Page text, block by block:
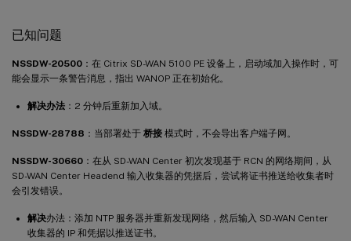
已知问题
NSSDW-20500 ：在 Citrix SD-WAN 5100 PE 设备上，启动域加入操作时，可
能会显示一条警告消息，指出 WANOP 正在初始化。
解决办法 ：2 分钟后重新加入域。
NSSDW-28788 ：当部署处于 桥接 模式时，不会导出客户端子网。
NSSDW-30660 ：在从 SD-WAN Center 初次发现基于 RCN 的网络期间，从
SD-WAN Center Headend 输入收集器的凭据后，尝试将证书推送给收集者时
会引发错误。
解决办法：添加 NTP 服务器并重新发现网络，然后输入 SD-WAN Center
收集器的 IP 和凭据以推送证书。